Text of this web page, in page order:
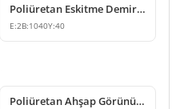
Poliüretan Eskitme Demir Dokulu Perçinli Kiriş Bandı 4 cm
E:2B:1040Y:40
Poliüretan Ahşap Görünümlü Rustik Duvar ve Tavan Paneli